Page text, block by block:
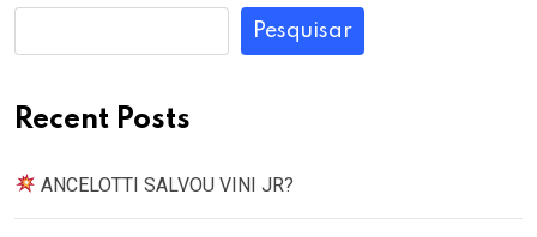
Pesquisar
Recent Posts
ANCELOTTI SALVOU VINI JR?